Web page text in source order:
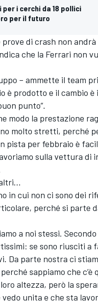
i cerchi da 18 pollici
per il futuro
di crash non
che la Ferrari non
– ammette il team
è prodotto e il cambio è
punto”.
modo la prestazione
molto stretti, perché
pista per febbraio è
sulla vettura di
in cui non ci sono dei
perché si parte
a noi stessi.
se sono riusciti
Da parte nostra ci
sappiamo che c’è
altezza, però la
unita e che sta